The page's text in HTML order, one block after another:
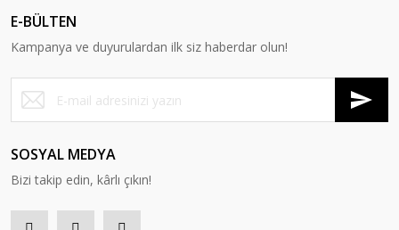
E-BÜLTEN
Kampanya ve duyurulardan ilk siz haberdar olun!
SOSYAL MEDYA
Bizi takip edin, kârlı çıkın!